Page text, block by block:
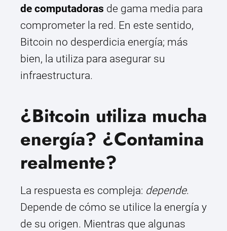
de computadoras de gama media para
comprometer la red. En este sentido,
Bitcoin no desperdicia energía; más
bien, la utiliza para asegurar su
infraestructura.
¿Bitcoin utiliza mucha
energía? ¿Contamina
realmente?
La respuesta es compleja: depende.
Depende de cómo se utilice la energía y
de su origen. Mientras que algunas